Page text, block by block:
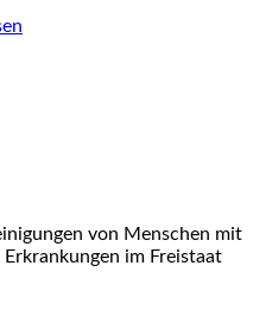
von Menschen mit
im Freistaat